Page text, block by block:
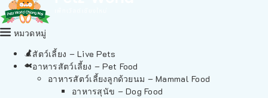
หมวดหมู่
สัตว์เลี้ยง – Live Pets
อาหารสัตว์เลี้ยง – Pet Food
อาหารสัตว์เลี้ยงลูกด้วยนม – Mammal Food
อาหารสุนัข – Dog Food